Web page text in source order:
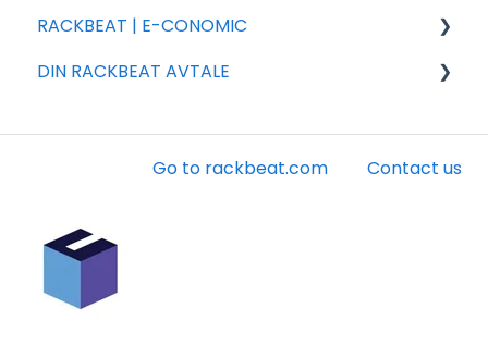
RACKBEAT | E-CONOMIC
Ofte stillede spørsmål
DIN RACKBEAT AVTALE
Go to rackbeat.com Contact us